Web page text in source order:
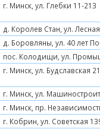
г. Минск, ул. Глебки 11-213
д. Королев Стан, ул.
д. Боровляны, ул. 40 лет
пос. Колодищи, ул.
г. Минск, ул. Будславская
г. Минск, ул.
г. Минск, пр.
г. Кобрин, ул. Советская